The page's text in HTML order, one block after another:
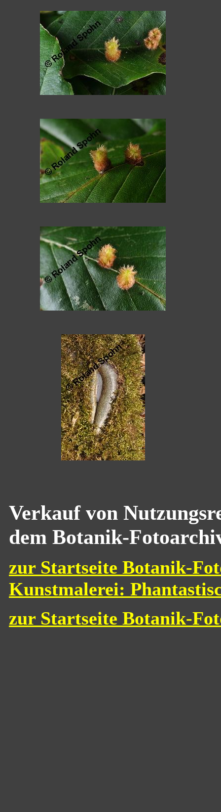
Verkauf von
dem Botanik-
zur Startseite Botanik-
Kunstmalerei:
zur Startseite Botanik-